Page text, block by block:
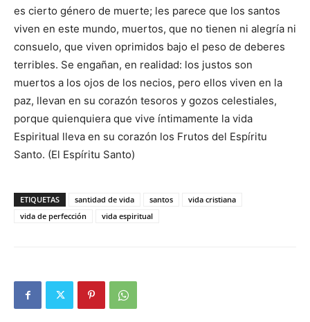
es cierto género de muerte; les parece que los santos
viven en este mundo, muertos, que no tienen ni alegría ni
consuelo, que viven oprimidos bajo el peso de deberes
terribles. Se engañan, en realidad: los justos son
muertos a los ojos de los necios, pero ellos viven en la
paz, llevan en su corazón tesoros y gozos celestiales,
porque quienquiera que vive íntimamente la vida
Espiritual lleva en su corazón los Frutos del Espíritu
Santo. (El Espíritu Santo)
ETIQUETAS santidad de vida santos
vida cristiana
vida de perfección
vida espiritual